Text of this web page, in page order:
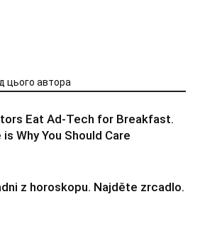
цього автора
Eat Ad-Tech for Breakfast.
is Why You Should Care
z horoskopu. Najděte zrcadlo.